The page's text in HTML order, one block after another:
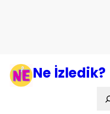
Ne İzledik?